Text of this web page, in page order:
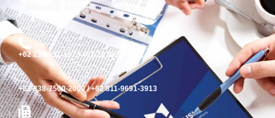
+62 21 8831-167 / +62 21 8832-9822
+62 838-7500-2000 / +62 811-9691-3913